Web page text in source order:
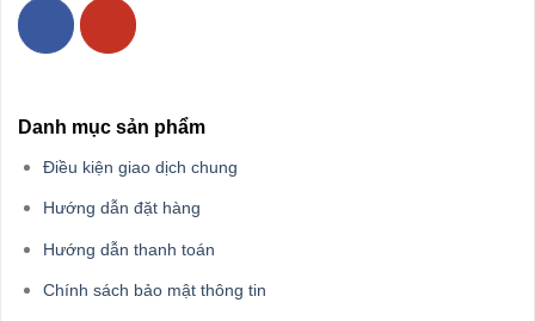
Danh mục sản phẩm
Điều kiện giao dịch chung
Hướng dẫn đặt hàng
Hướng dẫn thanh toán
Chính sách bảo mật thông tin